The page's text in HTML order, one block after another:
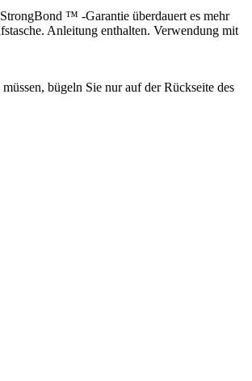
™ -Garantie überdauert es mehr
Anleitung enthalten. Verwendung mit
bügeln Sie nur auf der Rückseite des